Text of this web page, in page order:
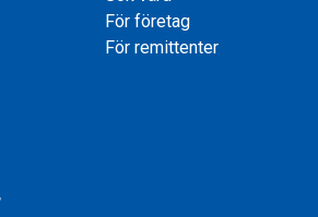
För företag
För remittenter